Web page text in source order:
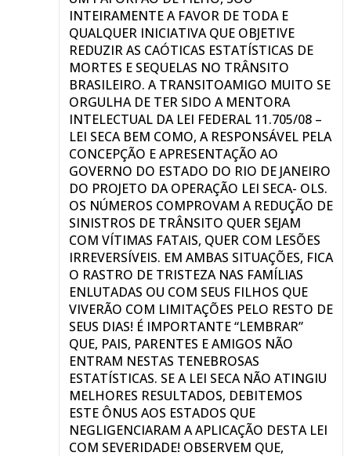
homologado no Brasil e
portanto não pode ser
ainda usado, é uma ação de
fiscalização que e sempre
aleatória e episódica.
Ambos, o exame e a
fiscalização ( quando
tivermos equipamentos),
não são concorrentes mas
sim complementares.
Responder
INTEIRAMENTE A FAVOR DE TODA E
QUALQUER INICIATIVA QUE OBJETIVE
REDUZIR AS CAÓTICAS ESTATÍSTICAS DE
MORTES E SEQUELAS NO TRÂNSITO
BRASILEIRO. A TRANSITOAMIGO MUITO SE
ORGULHA DE TER SIDO A MENTORA
INTELECTUAL DA LEI FEDERAL 11.705/08 –
LEI SECA BEM COMO, A RESPONSÁVEL PELA
CONCEPÇÃO E APRESENTAÇÃO AO
GOVERNO DO ESTADO DO RIO DE JANEIRO
DO PROJETO DA OPERAÇÃO LEI SECA- OLS.
OS NÚMEROS COMPROVAM A REDUÇÃO DE
SINISTROS DE TRÂNSITO QUER SEJAM
COM VÍTIMAS FATAIS, QUER COM LESÕES
IRREVERSÍVEIS. EM AMBAS SITUAÇÕES, FICA
O RASTRO DE TRISTEZA NAS FAMÍLIAS
ENLUTADAS OU COM SEUS FILHOS QUE
VIVERÃO COM LIMITAÇÕES PELO RESTO DE
SEUS DIAS! É IMPORTANTE “LEMBRAR”
QUE, PAIS, PARENTES E AMIGOS NÃO
ENTRAM NESTAS TENEBROSAS
ESTATÍSTICAS. SE A LEI SECA NÃO ATINGIU
MELHORES RESULTADOS, DEBITEMOS
ESTE ÔNUS AOS ESTADOS QUE
NEGLIGENCIARAM A APLICAÇÃO DESTA LEI
COM SEVERIDADE! OBSERVEM QUE,